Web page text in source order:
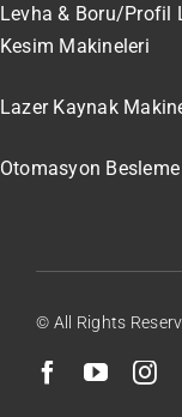
Levha & Boru/Profil
Kesim Makineleri
Lazer Kaynak
Otomasyon
© All Rights